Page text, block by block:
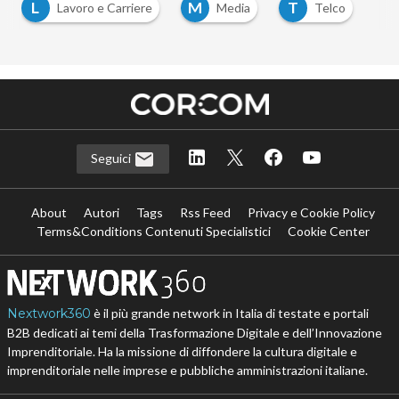
L
Lavoro e Carriere M Media T Telco
Seguici
About Autori Tags Rss Feed
Privacy e Cookie Policy
Terms&Conditions Contenuti Specialistici
Cookie Center
Nextwork360 è il più grande network in Italia di testate e portali
B2B dedicati ai temi della Trasformazione Digitale e dell’Innovazione
Imprenditoriale. Ha la missione di diffondere la cultura digitale e
imprenditoriale nelle imprese e pubbliche amministrazioni italiane.